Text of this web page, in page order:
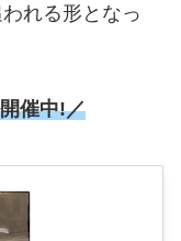
れる形となっ
開催中!／